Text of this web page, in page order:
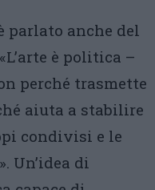
parlato anche del
«L’arte è politica –
perché trasmette
aiuta a stabilire
condivisi e le
Un’idea di